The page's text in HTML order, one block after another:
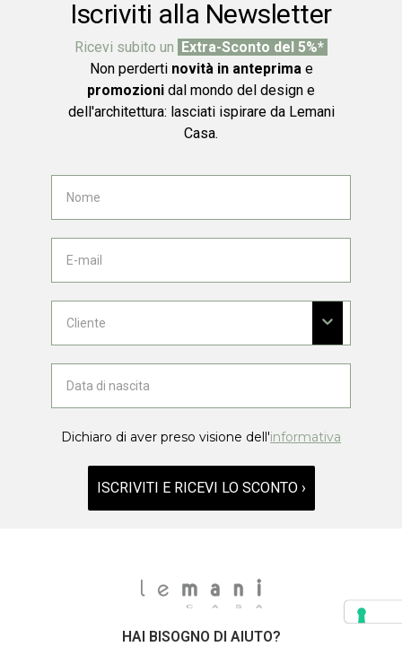
Iscriviti alla Newsletter
Ricevi subito un Extra-Sconto del 5%*
Non perderti novità in anteprima e
promozioni dal mondo del design e
dell'architettura: lasciati ispirare da Lemani
Casa.
Dichiaro di aver preso visione dell'informativa
ISCRIVITI E RICEVI LO SCONTO ›
HAI BISOGNO DI AIUTO?